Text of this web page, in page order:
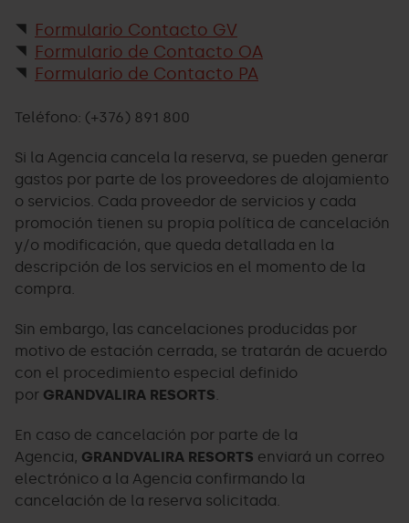
Formulario Contacto GV
Formulario de Contacto OA
Formulario de Contacto PA
Teléfono: (+376) 891 800
Si la Agencia cancela la reserva, se pueden generar
gastos por parte de los proveedores de alojamiento
o servicios. Cada proveedor de servicios y cada
promoción tienen su propia política de cancelación
y/o modificación, que queda detallada en la
descripción de los servicios en el momento de la
compra.
Sin embargo, las cancelaciones producidas por
motivo de estación cerrada, se tratarán de acuerdo
con el procedimiento especial definido
por GRANDVALIRA RESORTS.
En caso de cancelación por parte de la
Agencia, GRANDVALIRA RESORTS enviará un correo
electrónico a la Agencia confirmando la
cancelación de la reserva solicitada.